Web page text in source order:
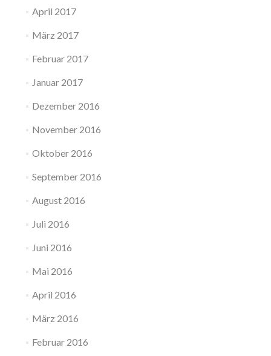
April 2017
März 2017
Februar 2017
Januar 2017
Dezember 2016
November 2016
Oktober 2016
September 2016
August 2016
Juli 2016
Juni 2016
Mai 2016
April 2016
März 2016
Februar 2016